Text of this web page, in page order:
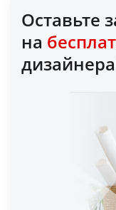
Оставьте
на